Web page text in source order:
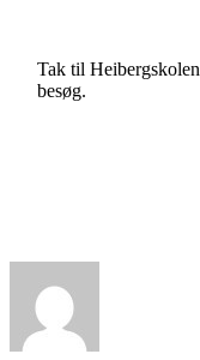
Tak til
besøg.